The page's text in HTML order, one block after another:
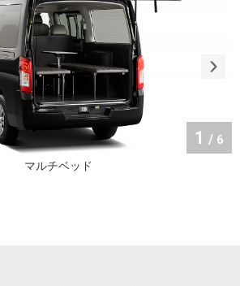
1 / 6
マルチベッド